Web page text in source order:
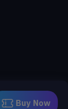
Buy Now